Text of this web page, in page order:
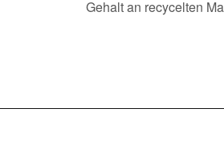
Gehalt an recycelten